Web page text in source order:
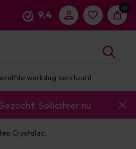
9,4
0
werkdag verstuurd
Solliciteer nu
Crystalac...